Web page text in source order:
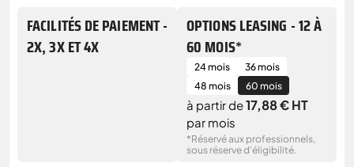
FACILITÉS DE PAIEMENT -
2X, 3X ET 4X
OPTIONS LEASING - 12 À
60 MOIS*
24 mois
36 mois
48 mois
60 mois
à partir de17,88 € HT
par mois
*Réservé aux professionnels,
sous réserve d'éligibilité.